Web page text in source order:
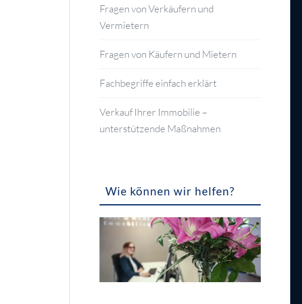
Fragen von Verkäufern und
Vermietern
Fragen von Käufern und Mietern
Fachbegriffe einfach erklärt
Verkauf Ihrer Immobilie –
unterstützende Maßnahmen
Wie können wir helfen?